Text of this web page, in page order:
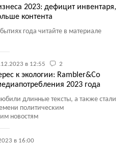
2023: дефицит инвентаря,
контента
года читайте в материале
в 12:55 2
к экологии: Rambler&Co
2023 года
длинные тексты, а также стали
политическим
новостям
в 16:00